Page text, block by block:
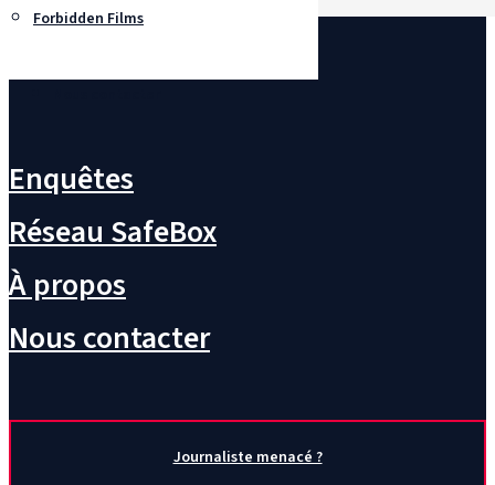
Forbidden Films
Enquêtes
Réseau SafeBox
À propos
Nous contacter
Journaliste menacé ?